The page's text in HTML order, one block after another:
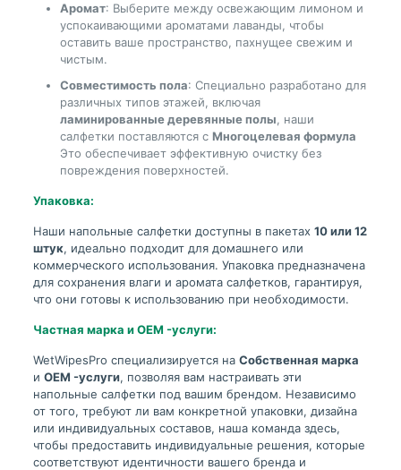
Аромат: Выберите между освежающим лимоном и
успокаивающими ароматами лаванды, чтобы
оставить ваше пространство, пахнущее свежим и
чистым.
Совместимость пола: Специально разработано для
различных типов этажей, включая
ламинированные деревянные полы, наши
салфетки поставляются с Многоцелевая формула
Это обеспечивает эффективную очистку без
повреждения поверхностей.
Упаковка:
Наши напольные салфетки доступны в пакетах 10 или 12
штук, идеально подходит для домашнего или
коммерческого использования. Упаковка предназначена
для сохранения влаги и аромата салфетков, гарантируя,
что они готовы к использованию при необходимости.
Частная марка и OEM -услуги:
WetWipesPro специализируется на Собственная марка
и OEM -услуги, позволяя вам настраивать эти
напольные салфетки под вашим брендом. Независимо
от того, требуют ли вам конкретной упаковки, дизайна
или индивидуальных составов, наша команда здесь,
чтобы предоставить индивидуальные решения, которые
соответствуют идентичности вашего бренда и